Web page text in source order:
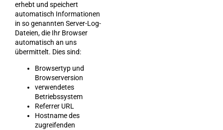
erhebt und speichert
automatisch Informationen
in so genannten Server-Log-
Dateien, die Ihr Browser
automatisch an uns
übermittelt. Dies sind:
Browsertyp und
Browserversion
verwendetes
Betriebssystem
Referrer URL
Hostname des
zugreifenden